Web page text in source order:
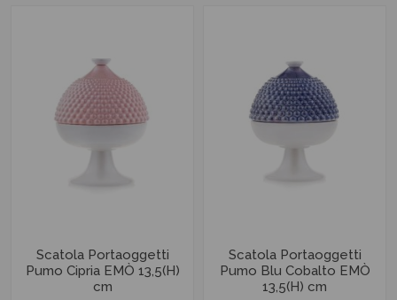
Scatola Portaoggetti
Pumo Cipria EMÒ 13,5(H)
cm
Scatola Portaoggetti
Pumo Blu Cobalto EMÒ
13,5(H) cm